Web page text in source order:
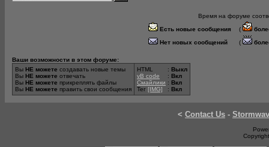
Время на форуме
Есть новые сообщения
(
Нет новых сообщений
(
Ваши возможности в этом форуме:
Вы НЕ можете создавать новые темы
Вы НЕ можете отвечать
Вы НЕ можете прикреплять файлы
Вы НЕ можете править свои сообщения
HTML
vB code
Смайлики
Тег [IMG]
: Выкл
: Вкл
: Вкл
: Вкл
< Contact Us -